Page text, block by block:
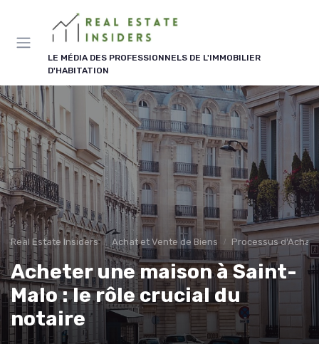
LE MÉDIA DES PROFESSIONNELS DE L'IMMOBILIER
D'HABITATION
Real Estate Insiders Achat et Vente de Biens Processus d'Achat
Acheter une maison à Saint-
Malo : le rôle crucial du
notaire